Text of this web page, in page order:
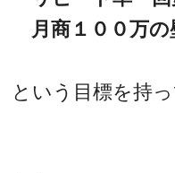
月商１００万の
という目標を持